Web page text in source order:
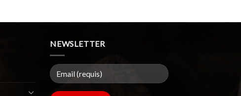
NEWSLETTER